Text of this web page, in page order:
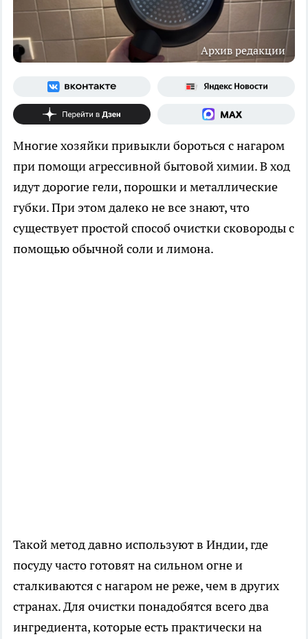
Архив редакции
Многие хозяйки привыкли бороться с нагаром
при помощи агрессивной бытовой химии. В ход
идут дорогие гели, порошки и металлические
губки. При этом далеко не все знают, что
существует простой способ очистки сковороды с
помощью обычной соли и лимона.
Такой метод давно используют в Индии, где
посуду часто готовят на сильном огне и
сталкиваются с нагаром не реже, чем в других
странах. Для очистки понадобятся всего два
ингредиента, которые есть практически на